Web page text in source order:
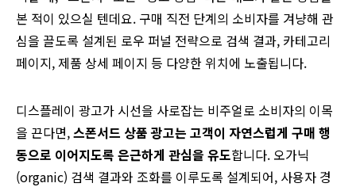
본 적이 있으실 텐데요. 구매 직전 단계의 소비자를 겨냥해 관
심을 끌도록 설계된 로우 퍼널 전략으로 검색 결과, 카테고리
페이지, 제품 상세 페이지 등 다양한 위치에 노출됩니다.
디스플레이 광고가 시선을 사로잡는 비주얼로 소비자의 이목
을 끈다면,스폰서드 상품 광고는 고객이 자연스럽게 구매 행
동으로 이어지도록 은근하게 관심을 유도합니다. 오가닉
(organic) 검색 결과와 조화를 이루도록 설계되어, 사용자 경